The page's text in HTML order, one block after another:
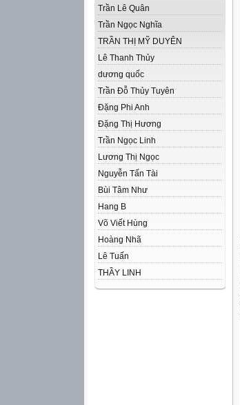
Trần Lê Quân
Trần Ngọc Nghĩa
TRẦN THỊ MỸ DUYÊN
Lê Thanh Thủy
dương quốc
Trần Đỗ Thủy Tuyên
Đặng Phi Anh
Đặng Thị Hương
Trần Ngọc Linh
Lương Thị Ngọc
Nguyễn Tấn Tài
Bùi Tâm Như
Hang B
Võ Viết Hùng
Hoàng Nhã
Lê Tuấn
THẦY LINH